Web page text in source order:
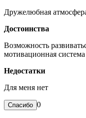
Дружелюбная
Достоинства
Возможность
мотивационная система
Недостатки
Для меня нет
0